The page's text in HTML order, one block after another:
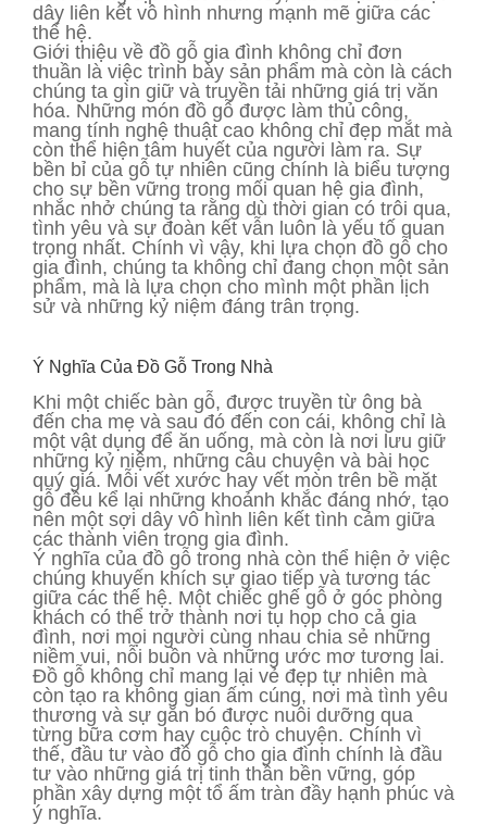
dây liên kết vô hình nhưng mạnh mẽ giữa các
thế hệ.
Giới thiệu về đồ gỗ gia đình không chỉ đơn
thuần là việc trình bày sản phẩm mà còn là cách
chúng ta gìn giữ và truyền tải những giá trị văn
hóa. Những món đồ gỗ được làm thủ công,
mang tính nghệ thuật cao không chỉ đẹp mắt mà
còn thể hiện tâm huyết của người làm ra. Sự
bền bỉ của gỗ tự nhiên cũng chính là biểu tượng
cho sự bền vững trong mối quan hệ gia đình,
nhắc nhở chúng ta rằng dù thời gian có trôi qua,
tình yêu và sự đoàn kết vẫn luôn là yếu tố quan
trọng nhất. Chính vì vậy, khi lựa chọn đồ gỗ cho
gia đình, chúng ta không chỉ đang chọn một sản
phẩm, mà là lựa chọn cho mình một phần lịch
sử và những kỷ niệm đáng trân trọng.
Ý Nghĩa Của Đồ Gỗ Trong Nhà
Khi một chiếc bàn gỗ, được truyền từ ông bà
đến cha mẹ và sau đó đến con cái, không chỉ là
một vật dụng để ăn uống, mà còn là nơi lưu giữ
những kỷ niệm, những câu chuyện và bài học
quý giá. Mỗi vết xước hay vết mòn trên bề mặt
gỗ đều kể lại những khoảnh khắc đáng nhớ, tạo
nên một sợi dây vô hình liên kết tình cảm giữa
các thành viên trong gia đình.
Ý nghĩa của đồ gỗ trong nhà còn thể hiện ở việc
chúng khuyến khích sự giao tiếp và tương tác
giữa các thế hệ. Một chiếc ghế gỗ ở góc phòng
khách có thể trở thành nơi tụ họp cho cả gia
đình, nơi mọi người cùng nhau chia sẻ những
niềm vui, nỗi buồn và những ước mơ tương lai.
Đồ gỗ không chỉ mang lại vẻ đẹp tự nhiên mà
còn tạo ra không gian ấm cúng, nơi mà tình yêu
thương và sự gắn bó được nuôi dưỡng qua
từng bữa cơm hay cuộc trò chuyện. Chính vì
thế, đầu tư vào đồ gỗ cho gia đình chính là đầu
tư vào những giá trị tinh thần bền vững, góp
phần xây dựng một tổ ấm tràn đầy hạnh phúc và
ý nghĩa.